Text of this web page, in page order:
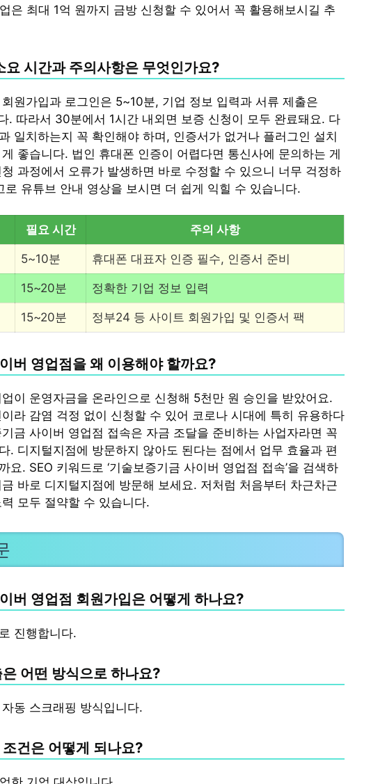
은 최대 1억 원까지 금방 신청할 수 있어서 꼭 활용해보시길 추
요 시간과 주의사항은 무엇인가요?
원가입과 로그인은 5~10분, 기업 정보 입력과 서류 제출은
. 따라서 30분에서 1시간 내외면 보증 신청이 모두 완료돼요. 다
일치하는지 꼭 확인해야 하며, 인증서가 없거나 플러그인 설치
좋습니다. 법인 휴대폰 인증이 어렵다면 통신사에 문의하는 게
과정에서 오류가 발생하면 바로 수정할 수 있으니 너무 걱정하
로 유튜브 안내 영상을 보시면 더 쉽게 익힐 수 있습니다.
필요 시간 주의 사항
5~10분 휴대폰 대표자 인증 필수, 인증서 준비
15~20분 정확한 기업 정보 입력
15~20분 정부24 등 사이트 회원가입 및 인증서 팩
버 영업점을 왜 이용해야 할까요?
이 운영자금을 온라인으로 신청해 5천만 원 승인을 받았어요.
라 감염 걱정 없이 신청할 수 있어 코로나 시대에 특히 유용하다
금 사이버 영업점 접속은 자금 조달을 준비하는 사업자라면 꼭
. 디지털지점에 방문하지 않아도 된다는 점에서 업무 효율과 편
요. SEO 키워드로 ‘기술보증기금 사이버 영업점 접속’을 검색하
바로 디지털지점에 방문해 보세요. 저처럼 처음부터 차근차근
모두 절약할 수 있습니다.
버 영업점 회원가입은 어떻게 하나요?
진행합니다.
어떤 방식으로 하나요?
동 스크래핑 방식입니다.
건은 어떻게 되나요?